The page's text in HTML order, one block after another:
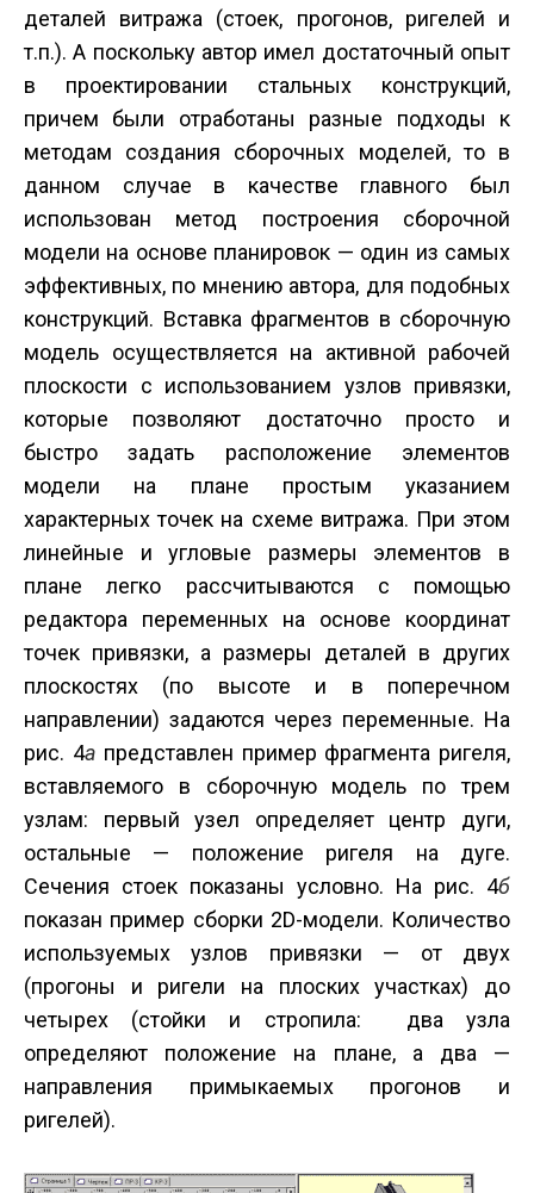
деталей витража (стоек, прогонов, ригелей и
т.п.). А поскольку автор имел достаточный опыт
в проектировании стальных конструкций,
причем были отработаны разные подходы к
методам создания сборочных моделей, то в
данном случае в качестве главного был
использован метод построения сборочной
модели на основе планировок — один из самых
эффективных, по мнению автора, для подобных
конструкций. Вставка фрагментов в сборочную
модель осуществляется на активной рабочей
плоскости с использованием узлов привязки,
которые позволяют достаточно просто и
быстро задать расположение элементов
модели на плане простым указанием
характерных точек на схеме витража. При этом
линейные и угловые размеры элементов в
плане легко рассчитываются с помощью
редактора переменных на основе координат
точек привязки, а размеры деталей в других
плоскостях (по высоте и в поперечном
направлении) задаются через переменные. На
рис. 4а представлен пример фрагмента ригеля,
вставляемого в сборочную модель по трем
узлам: первый узел определяет центр дуги,
остальные — положение ригеля на дуге.
Сечения стоек показаны условно. На рис. 4б
показан пример сборки 2D-модели. Количество
используемых узлов привязки — от двух
(прогоны и ригели на плоских участках) до
четырех (стойки и стропила: два узла
определяют положение на плане, а два —
направления примыкаемых прогонов и
ригелей).